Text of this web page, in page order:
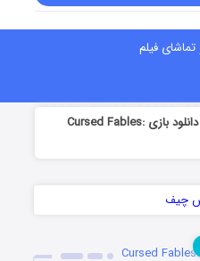
تماشای فیلم
دانلود بازی Cursed Fables: